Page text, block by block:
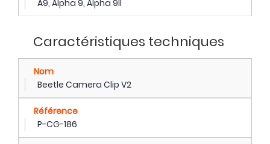
A9, Alpha 9, Alpha 9II
Caractéristiques techniques
Nom
Beetle Camera Clip V2
Référence
P-CG-186